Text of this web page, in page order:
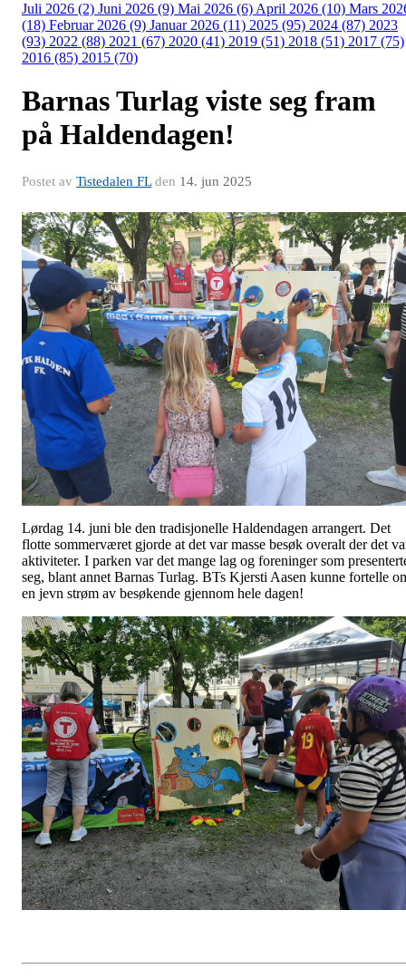
Juli 2026 (2) Juni 2026 (9) Mai 2026 (6) April 2026 (10) Mars
(18) Februar 2026 (9) Januar 2026 (11) 2025 (95) 2024 (87) 2023
(93) 2022 (88) 2021 (67) 2020 (41) 2019 (51) 2018 (51) 2017 (75)
2016 (85) 2015 (70)
Barnas Turlag viste seg fram
på Haldendagen!
Postet av Tistedalen FLden 14. jun 2025
Lørdag 14. juni ble den tradisjonelle Haldendagen arrangert. Det
flotte sommerværet gjorde at det var masse besøk overalt der det
aktiviteter. I parken var det mange lag og foreninger som
seg, blant annet Barnas Turlag. BTs Kjersti Aasen kunne fortelle
en jevn strøm av besøkende gjennom hele dagen!